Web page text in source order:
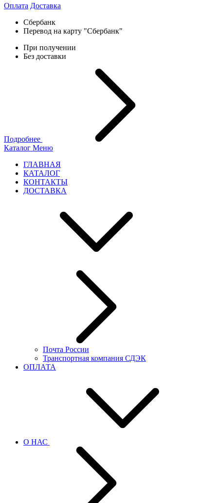
Оплата Доставка
Сбербанк
Перевод на карту "Сбербанк"
При получении
Без доставки
Подробнее
Каталог Меню
ГЛАВНАЯ
КАТАЛОГ
КОНТАКТЫ
ДОСТАВКА
Почта России
Транспортная компания СДЭК
ОПЛАТА
О НАС